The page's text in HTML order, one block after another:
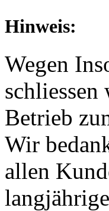
Hinweis:
Wegen
schliessen
Betrieb
Wir
allen